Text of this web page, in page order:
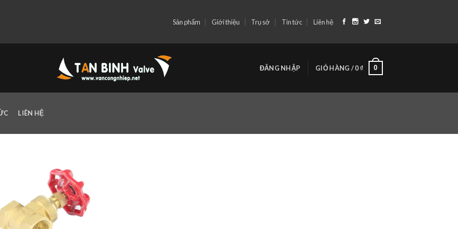
Sản phẩm Giới thiệu Trụ sở Tin tức Liên hệ
ĐĂNG NHẬP GIỎ HÀNG /0₫ 0
LIÊN HỆ